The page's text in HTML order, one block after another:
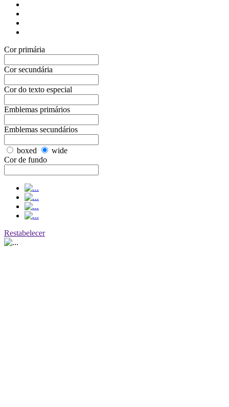
Cor primária
Cor secundária
Cor do texto especial
Emblemas primários
Emblemas secundários
boxed
wide
Cor de fundo
Restabelecer